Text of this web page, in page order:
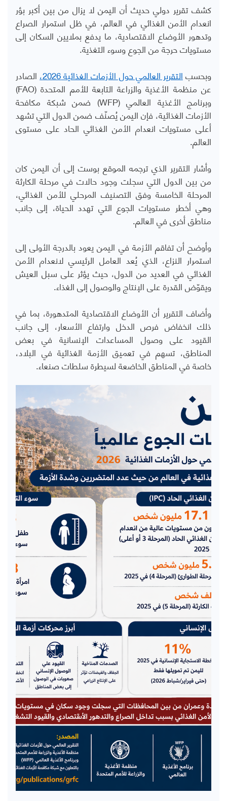
كشف تقرير دولي حديث أن اليمن لا يزال من بين أكبر بؤر
انعدام الأمن الغذائي في العالم، في ظل استمرار الصراع
وتدهور الأوضاع الاقتصادية، ما يدفع بملايين السكان إلى
مستويات حرجة من الجوع وسوء التغذية.
وبحسبالتقرير العالمي حول الأزمات الغذائية 2026،
الصادر
عن منظمة الأغذية والزراعة التابعة للأمم المتحدة (FAO)
وبرنامج الأغذية العالمي (WFP) ضمن شبكة مكافحة
الأزمات الغذائية، فإن اليمن يُصنّف ضمن الدول التي تشهد
أعلى مستويات انعدام الأمن الغذائي الحاد على مستوى
العالم.
وأشار التقرير الذي ترجمه الموقع بوست إلى أن اليمن كان
من بين الدول التي سجلت وجود حالات في مرحلة الكارثة
المرحلة الخامسة وفق التصنيف المرحلي للأمن الغذائي،
وهي أخطر مستويات الجوع التي تهدد الحياة، إلى جانب
مناطق أخرى في العالم.
وأوضح أن تفاقم الأزمة في اليمن يعود بالدرجة الأولى إلى
استمرار النزاع، الذي يُعد العامل الرئيسي لانعدام الأمن
الغذائي في العديد من الدول، حيث يؤثر على سبل العيش
ويقوّض القدرة على الإنتاج والوصول إلى الغذاء.
وأضاف التقرير أن الأوضاع الاقتصادية المتدهورة، بما في
ذلك انخفاض فرص الدخل وارتفاع الأسعار، إلى جانب
القيود على وصول المساعدات الإنسانية في بعض
المناطق، تسهم في تعميق الأزمة الغذائية في البلاد،
خاصة في المناطق الخاضعة لسيطرة سلطات صنعاء.